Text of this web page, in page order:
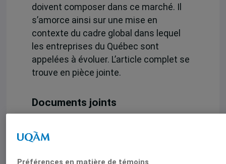
doivent composer dans ce marché. Il
s’amorce ainsi sur une mise en
contexte du cadre global dans lequel
les entreprises du Québec sont
appelées à évoluer. L’article complet se
trouve en pièce jointe.
Documents joints
Préférences en matière de témoins